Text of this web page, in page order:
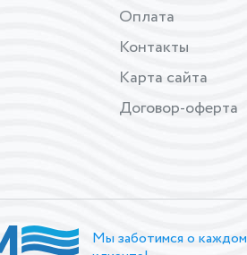
Оплата
Контакты
Карта сайта
Договор-оферта
Мы заботимся о каждом